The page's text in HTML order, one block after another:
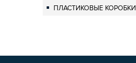
ПЛАСТИКОВЫЕ КОРОБКИ